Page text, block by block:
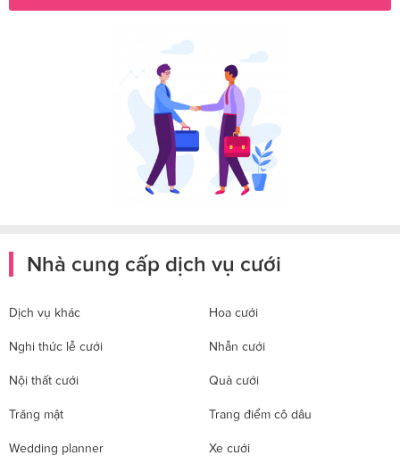
Nhà cung cấp dịch vụ cưới
Dịch vụ khác Hoa cưới
Nghi thức lễ cưới Nhẫn cưới
Nội thất cưới Quà cưới
Trăng mật Trang điểm cô dâu
Wedding planner Xe cưới